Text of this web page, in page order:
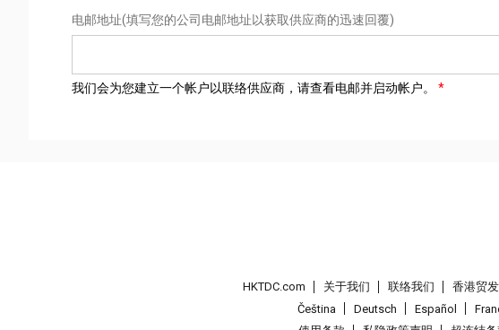
电邮地址(填写您的公司电邮地址以获取供应商的迅速回覆)
我们会为您建立一个帐户以联络供应商，请查看电邮并启动帐户。
HKTDC.com 关于我们 联络我们 香港贸
Čeština
Deutsch Español